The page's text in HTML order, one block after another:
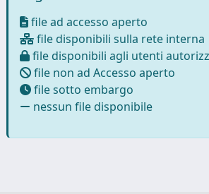
file ad accesso aperto
file disponibili sulla rete interna
file disponibili agli utenti
file non ad Accesso aperto
file sotto embargo
nessun file disponibile